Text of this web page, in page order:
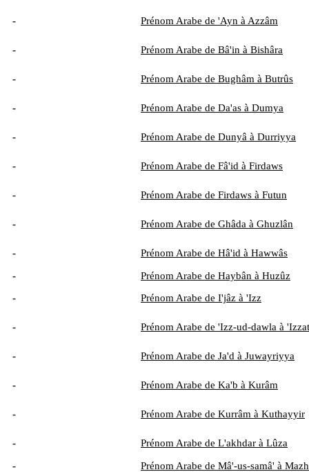
- Prénom Arabe de 'Ayn à Azzâm
- Prénom Arabe de Bâ'in à Bishâra
- Prénom Arabe de Bughâm à Butrûs
- Prénom Arabe de Da'as à Dumya
- Prénom Arabe de Dunyâ à Durriyya
- Prénom Arabe de Fâ'id à Firdaws
- Prénom Arabe de Firdaws à Futun
- Prénom Arabe de Ghâda à Ghuzlân
- Prénom Arabe de Hâ'id à Hawwâs
-
Prénom Arabe de Haybân à Huzûz
-
Prénom Arabe de I'jâz à 'Izz
- Prénom Arabe de 'Izz-ud-dawla à 'Izzat
- Prénom Arabe de Ja'd à Juwayriyya
- Prénom Arabe de Ka'b à Kurâm
- Prénom Arabe de Kurrâm à Kuthayyir
- Prénom Arabe de L'akhdar à Lûza
- Prénom Arabe de Mâ'-us-samâ' à